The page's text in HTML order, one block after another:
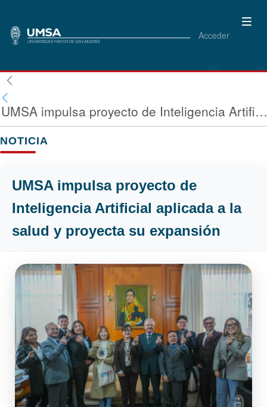
Acceder
UMSA impulsa proyecto de Inteligencia Artificial aplicada a la
NOTICIA
UMSA impulsa proyecto de
Inteligencia Artificial aplicada a la
salud y proyecta su expansión